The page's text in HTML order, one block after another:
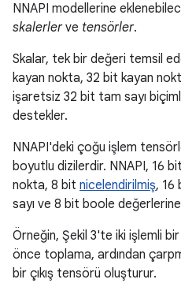
NNAPI modellerine
skalerlerve tensörler.
Skalar, tek bir değeri temsil
kayan nokta, 32 bit kayan
işaretsiz 32 bit tam sayı
destekler.
NNAPI'deki çoğu işlem
boyutlu dizilerdir. NNAPI, 16
nokta, 8 bit nicelendirilmiş, 16
sayı ve 8 bit boole
Örneğin, Şekil 3'te iki işlemli
önce toplama, ardından
bir çıkış tensörü oluşturur.